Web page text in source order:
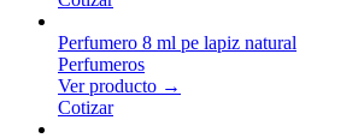
Perfumero 8 ml pe lapiz natural
Perfumeros
Ver producto →
Cotizar